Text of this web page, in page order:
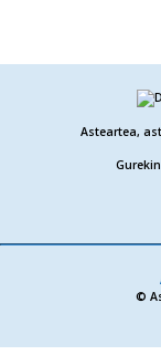
Asteartea,
©